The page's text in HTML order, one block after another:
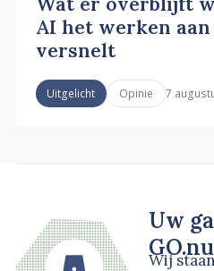
AI het werken aan
versnelt
Uitgelicht Opinie 7
Uw
GO.nu
Wij